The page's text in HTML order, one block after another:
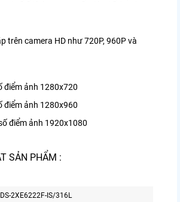
trên camera HD như 720P, 960P và
điểm ảnh 1280x720
điểm ảnh 1280x960
điểm ảnh 1920x1080
SẢN PHẨM :
DS-2XE6222F-IS/316L